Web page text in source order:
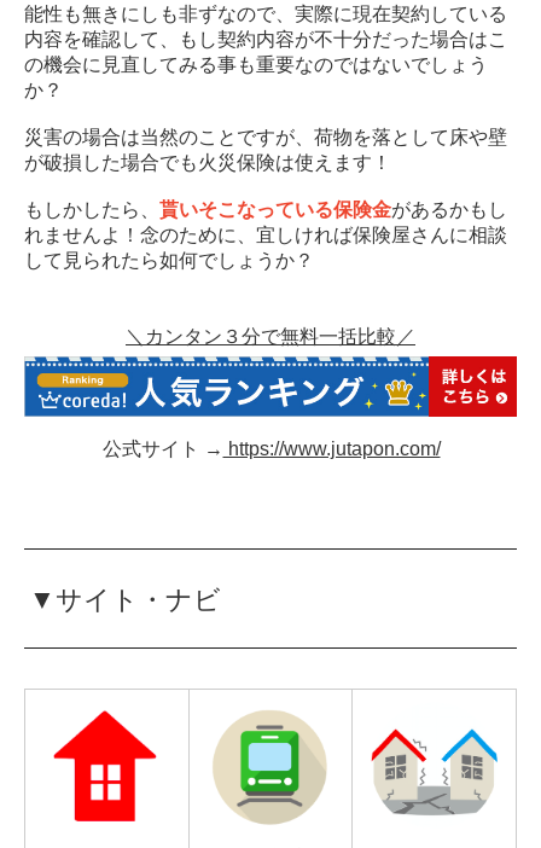
能性も無きにしも非ずなので、実際に現在契約している
内容を確認して、もし契約内容が不十分だった場合はこ
の機会に見直してみる事も重要なのではないでしょう
か？
災害の場合は当然のことですが、荷物を落として床や壁
が破損した場合でも火災保険は使えます！
もしかしたら、 貰いそこなっている保険金があるかもし
れませんよ！念のために、宜しければ保険屋さんに相談
して見られたら如何でしょうか？
＼カンタン３分で無料一括比較／
公式サイト → https://www.jutapon.com/
▼サイト・ナビ